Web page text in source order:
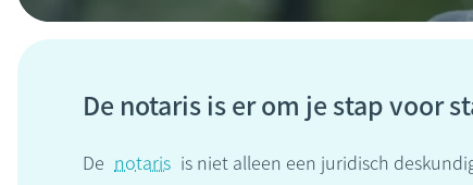
De notaris is er om je stap voor
De notaris is niet alleen een juridisch